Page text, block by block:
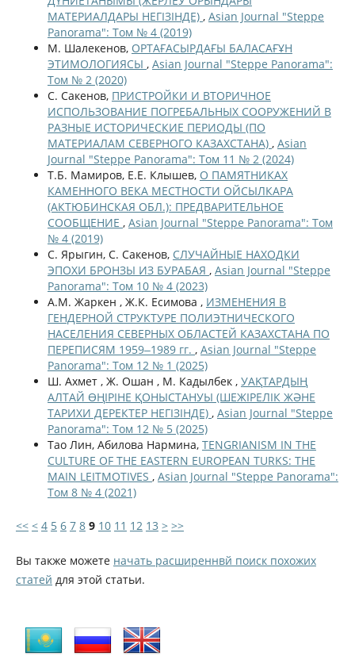
МАТЕРИАЛДАРЫ НЕГІЗІНДЕ) , Asian Journal "Steppe
Panorama": Том № 4 (2019)
М. Шалекенов, ОРТАҒАСЫРДАҒЫ БАЛАСАҒҰН
ЭТИМОЛОГИЯСЫ , Asian Journal "Steppe Panorama":
Том № 2 (2020)
С. Сакенов, ПРИСТРОЙКИ И ВТОРИЧНОЕ
ИСПОЛЬЗОВАНИЕ ПОГРЕБАЛЬНЫХ СООРУЖЕНИЙ В
РАЗНЫЕ ИСТОРИЧЕСКИЕ ПЕРИОДЫ (ПО
МАТЕРИАЛАМ СЕВЕРНОГО КАЗАХСТАНА) , Asian
Journal "Steppe Panorama": Том 11 № 2 (2024)
Т.Б. Мамиров, Е.Е. Клышев, О ПАМЯТНИКАХ
КАМЕННОГО ВЕКА МЕСТНОСТИ ОЙСЫЛКАРА
(АКТЮБИНСКАЯ ОБЛ.): ПРЕДВАРИТЕЛЬНОЕ
СООБЩЕНИЕ , Asian Journal "Steppe Panorama": Том
№ 4 (2019)
С. Ярыгин, С. Сакенов, СЛУЧАЙНЫЕ НАХОДКИ
ЭПОХИ БРОНЗЫ ИЗ БУРАБАЯ , Asian Journal "Steppe
Panorama": Том 10 № 4 (2023)
А.М. Жаркен , Ж.К. Есимова , ИЗМЕНЕНИЯ В
ГЕНДЕРНОЙ СТРУКТУРЕ ПОЛИЭТНИЧЕСКОГО
НАСЕЛЕНИЯ СЕВЕРНЫХ ОБЛАСТЕЙ КАЗАХСТАНА ПО
ПЕРЕПИСЯМ 1959‒1989 гг. , Asian Journal "Steppe
Panorama": Том 12 № 1 (2025)
Ш. Ахмет , Ж. Ошан , М. Кадылбек , УАҚТАРДЫҢ
АЛТАЙ ӨҢІРІНЕ ҚОНЫСТАНУЫ (ШЕЖІРЕЛІК ЖӘНЕ
ТАРИХИ ДЕРЕКТЕР НЕГІЗІНДЕ) , Asian Journal "Steppe
Panorama": Том 12 № 5 (2025)
Тао Лин, Абилова Нармина, TENGRIANISM IN THE
CULTURE OF THE EASTERN EUROPEAN TURKS: THE
MAIN LEITMOTIVES , Asian Journal "Steppe Panorama":
Том 8 № 4 (2021)
<< < 4 5 6 7 8 9 10 11 12 13 > >>
Вы также можете начать расширеннвй поиск похожих
статей для этой статьи.